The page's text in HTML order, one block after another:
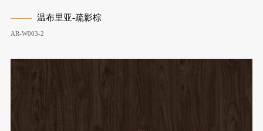
温布里亚-疏影棕
AR-W003-2